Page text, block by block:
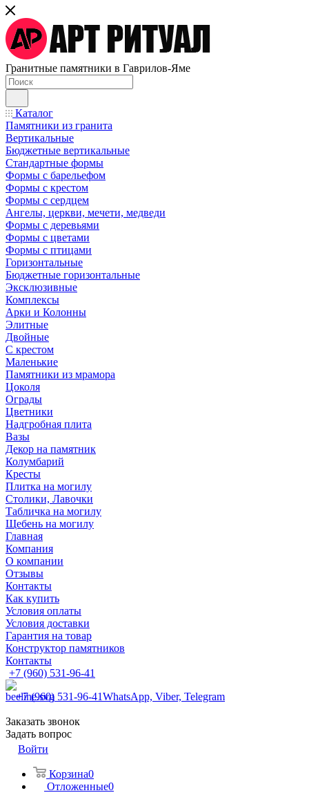
Гранитные памятники в Гаврилов-Яме
Каталог
Памятники из гранита
Вертикальные
Бюджетные вертикальные
Стандартные формы
Формы с барельефом
Формы с крестом
Формы с сердцем
Ангелы, церкви, мечети, медведи
Формы с деревьями
Формы с цветами
Формы с птицами
Горизонтальные
Бюджетные горизонтальные
Эксклюзивные
Комплексы
Арки и Колонны
Элитные
Двойные
С крестом
Маленькие
Памятники из мрамора
Цоколя
Ограды
Цветники
Надгробная плита
Вазы
Декор на памятник
Колумбарий
Кресты
Плитка на могилу
Столики, Лавочки
Табличка на могилу
Щебень на могилу
Главная
Компания
О компании
Отзывы
Контакты
Как купить
Условия оплаты
Условия доставки
Гарантия на товар
Конструктор памятников
Контакты
+7 (960) 531-96-41
+7 (960) 531-96-41WhatsApp, Viber, Telegram
Заказать звонок
Задать вопрос
Войти
Корзина0
Отложенные0